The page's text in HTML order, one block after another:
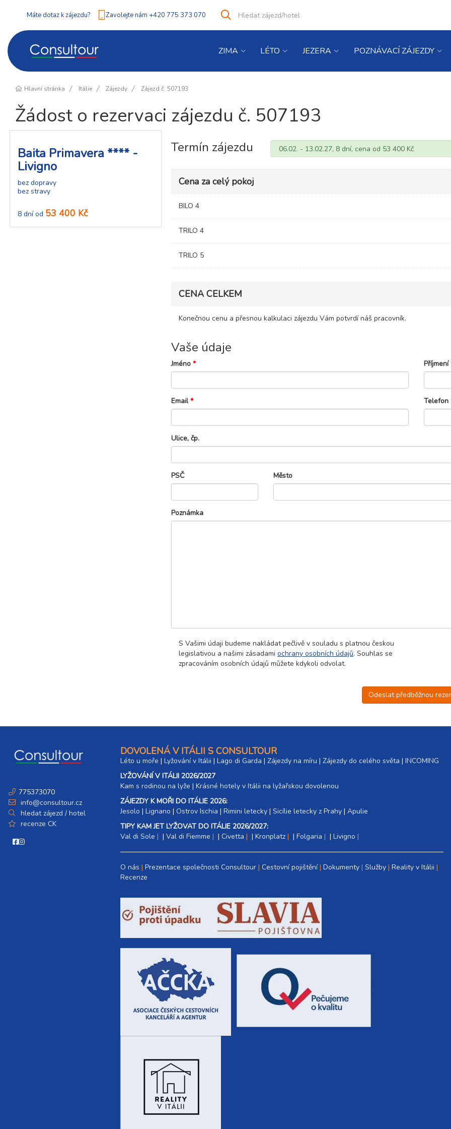
Máte dotaz k zájezdu? Zavolejte nám +420 775 373 070
co
Vyhledat
ZIMA LÉTO JEZERA POZNÁVACÍ ZÁJEZDY
Hlavní stránka Itálie Zájezdy Zájezd č. 507193
Žádost o rezervaci zájezdu č. 507193
Baita Primavera **** -
Livigno
bez dopravy
bez stravy
8 dní od 53 400 Kč
Termín zájezdu
Cena za celý pokoj
BILO 4
TRILO 4
TRILO 5
CENA CELKEM
Konečnou cenu a přesnou kalkulaci zájezdu Vám potvrdí náš pracovník.
Vaše údaje
Jméno * Příjmení
Email* Telefon
Ulice, čp.
PSČ Město
Poznámka
S Vašimi údaji budeme nakládat pečlivě v souladu s platnou českou
legislativou a našimi zásadami ochrany osobních údajů. Souhlas se
zpracováním osobních údajů můžete kdykoli odvolat.
Odeslat předběžnou
775373070
info@consultour.cz
hledat zájezd / hotel
recenze CK
DOVOLENÁ V ITÁLII S CONSULTOUR
Léto u moře | Lyžování v Itálii | Lago di Garda | Zájezdy na míru | Zájezdy do celého světa | INCOMING
LYŽOVÁNÍ V ITÁLII 2026/2027
Kam s rodinou na lyže |​ Krásné hotely v Itálii na lyžařskou dovolenou
ZÁJEZDY K MOŘI DO ITÁLIE 2026:
Jesolo | Lignano | Ostrov Ischia | Rimini letecky | Sicílie letecky z Prahy | Apulie
TIPY KAM JET LYŽOVAT DO ITÁLIE 2026/2027:
Val di Sole
| Val di Fiemme | Civetta | Kronplatz | Folgaria | Livigno
O nás Prezentace společnosti Consultour Cestovní pojištění Dokumenty Služby Reality v Itálii
Recenze